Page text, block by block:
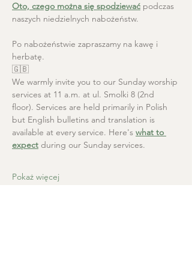
Oto, czego można się spodziewać podczas
naszych niedzielnych nabożeństw.
Po nabożeństwie zapraszamy na kawę i
herbatę.
🇬🇧
We warmly invite you to our Sunday worship
services at 11 a.m. at ul. Smolki 8 (2nd
floor). Services are held primarily in Polish
but English bulletins and translation is
available at every service. Here's what to
expect during our Sunday services.
Pokaż więcej